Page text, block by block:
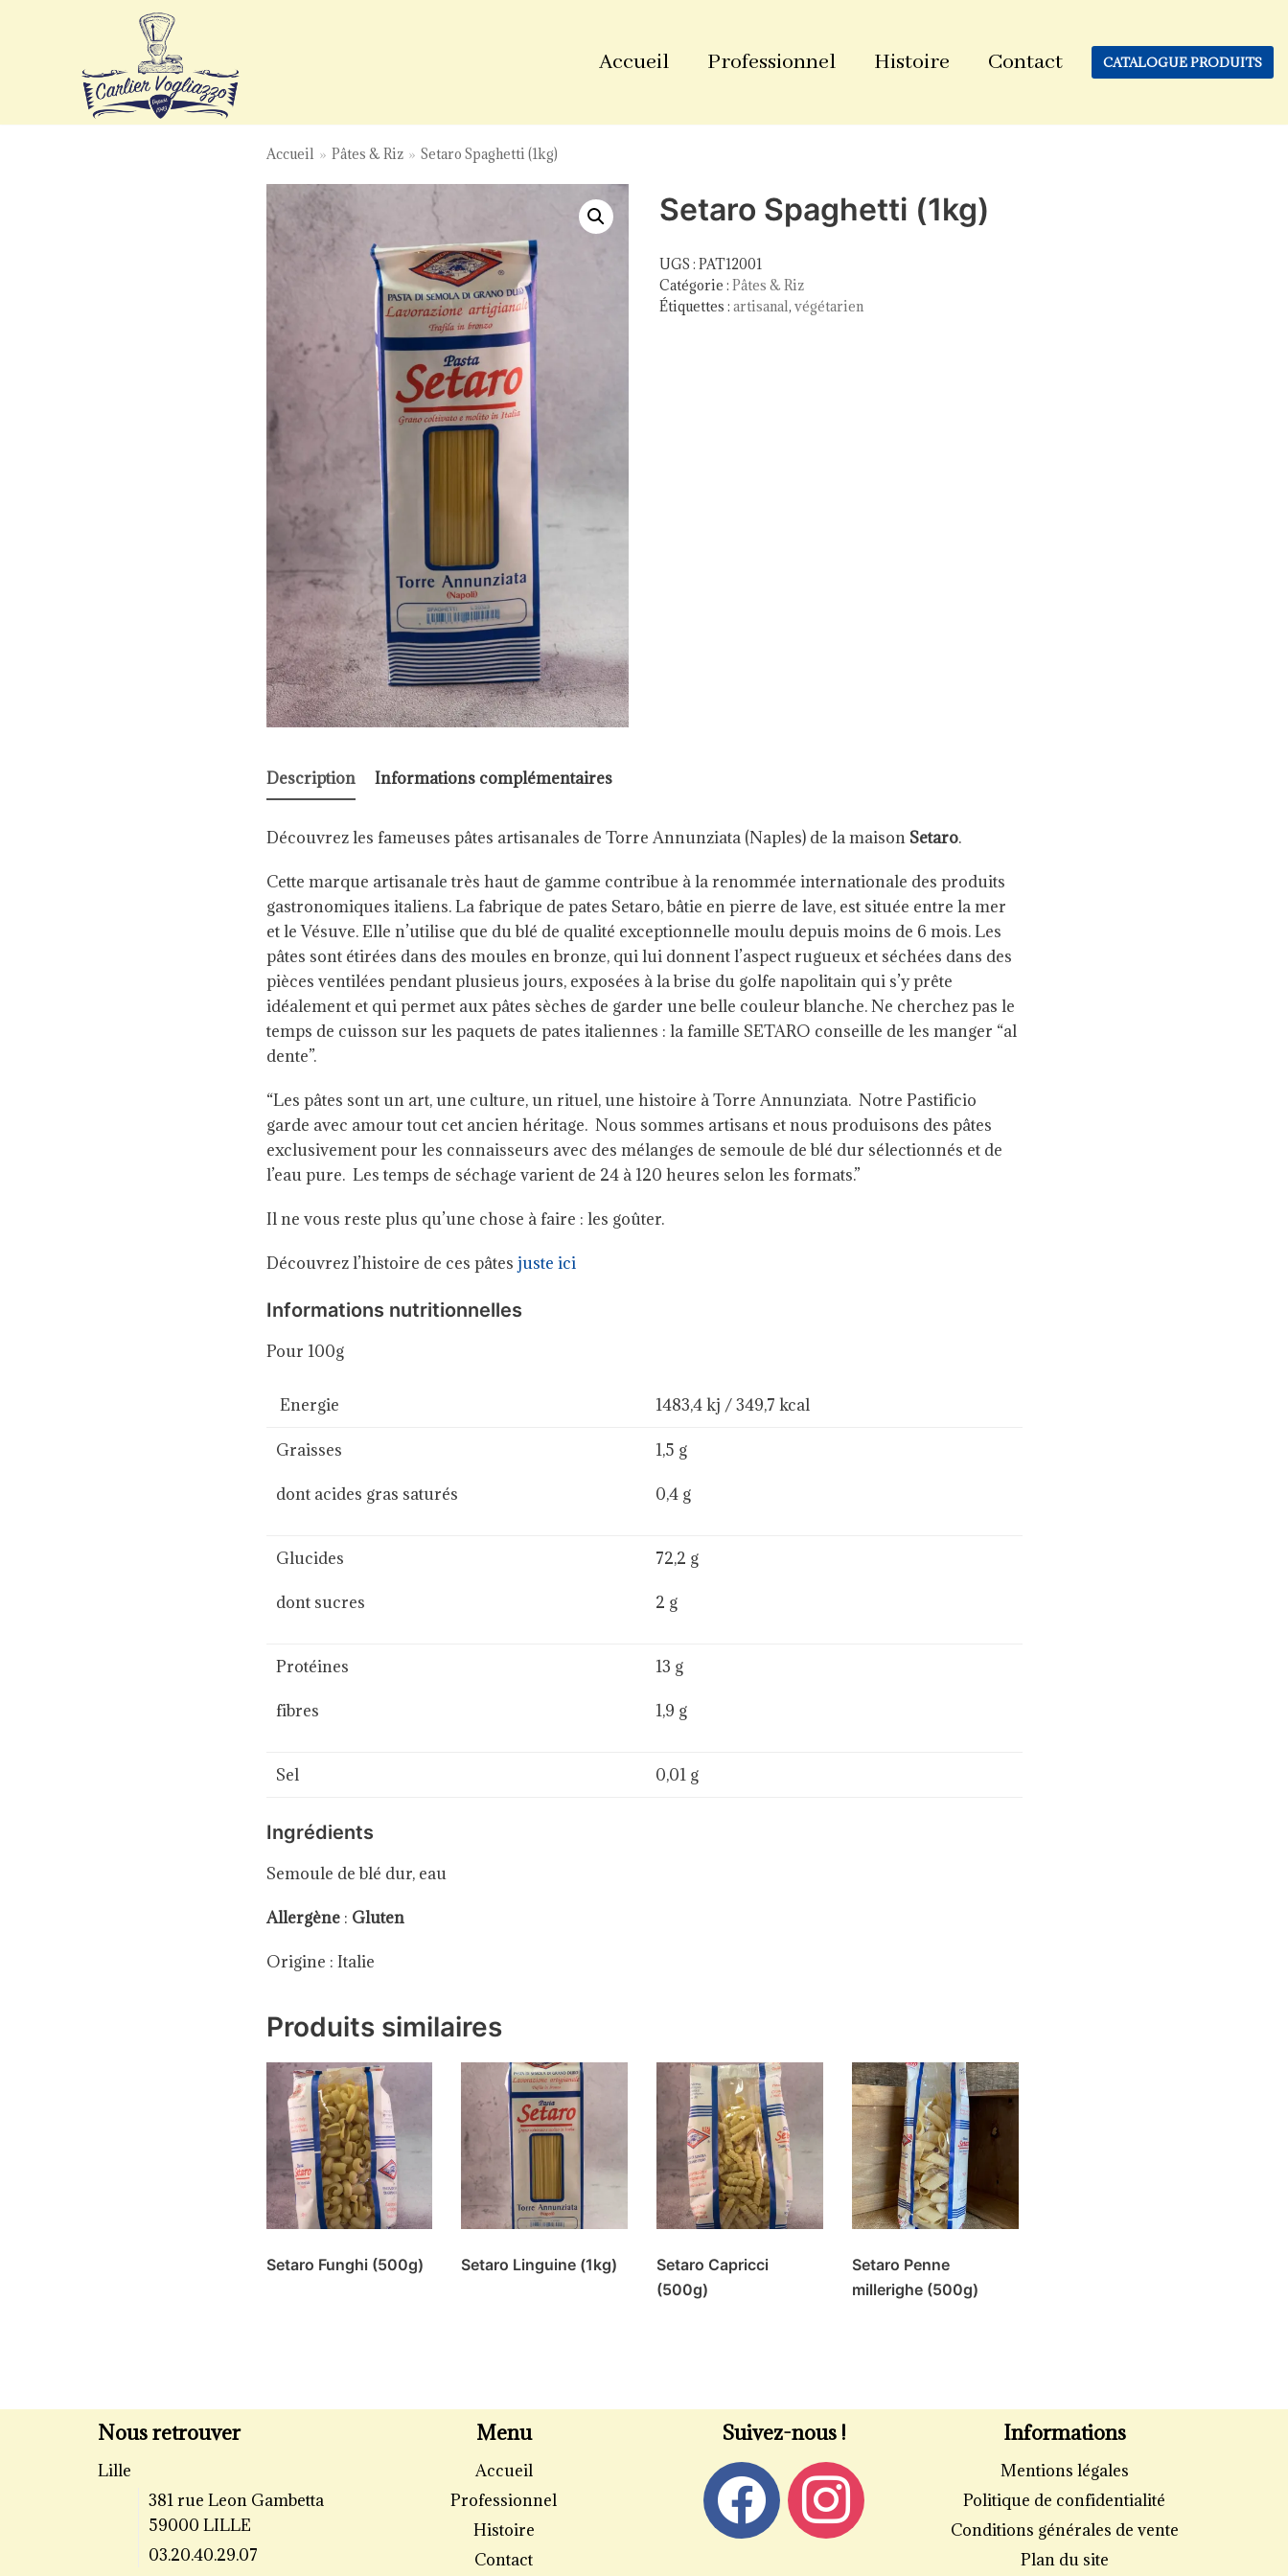
Accueil Professionnel Histoire Contact CATALOGUE PRODUITS
Accueil » Pâtes & Riz » Setaro Spaghetti (1kg)
Setaro Spaghetti (1kg)
UGS : PAT12001
Catégorie : Pâtes & Riz
Étiquettes : artisanal, végétarien
Description Informations complémentaires
Découvrez les fameuses pâtes artisanales de Torre Annunziata (Naples) de la maison Setaro.
Cette marque artisanale très haut de gamme contribue à la renommée internationale des produits
gastronomiques italiens. La fabrique de pates Setaro, bâtie en pierre de lave, est située entre la mer
et le Vésuve. Elle n’utilise que du blé de qualité exceptionnelle moulu depuis moins de 6 mois. Les
pâtes sont étirées dans des moules en bronze, qui lui donnent l’aspect rugueux et séchées dans des
pièces ventilées pendant plusieus jours, exposées à la brise du golfe napolitain qui s’y prête
idéalement et qui permet aux pâtes sèches de garder une belle couleur blanche. Ne cherchez pas le
temps de cuisson sur les paquets de pates italiennes : la famille SETARO conseille de les manger “al
dente”.
“Les pâtes sont un art, une culture, un rituel, une histoire à Torre Annunziata. Notre Pastificio
garde avec amour tout cet ancien héritage. Nous sommes artisans et nous produisons des pâtes
exclusivement pour les connaisseurs avec des mélanges de semoule de blé dur sélectionnés et de
l’eau pure. Les temps de séchage varient de 24 à 120 heures selon les formats.”
Il ne vous reste plus qu’une chose à faire : les goûter.
Découvrez l’histoire de ces pâtes juste ici
Informations nutritionnelles
Pour 100g
Energie 1483,4 kj / 349,7 kcal
Graisses
dont acides gras saturés
1,5 g
0,4 g
Glucides
dont sucres
72,2 g
2 g
Protéines
fibres
13 g
1,9 g
Sel 0,01 g
Ingrédients
Semoule de blé dur, eau
Allergène: Gluten
Origine : Italie
Produits similaires
Setaro Funghi (500g) Setaro Linguine (1kg)
Setaro Capricci
(500g)
Setaro Penne
millerighe (500g)
Nous retrouver
Lille
381 rue Leon Gambetta
59000 LILLE
03.20.40.29.07
Menu
Accueil
Professionnel
Histoire
Contact
Suivez-nous ! Informations
Mentions légales
Politique de confidentialité
Conditions générales de vente
Plan du site